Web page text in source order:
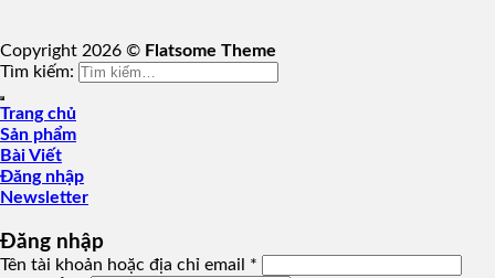
Copyright 2026 © Flatsome Theme
Tìm kiếm:
Trang chủ
Sản phẩm
Bài Viết
Đăng nhập
Newsletter
Đăng nhập
Tên tài khoản hoặc địa chỉ email *